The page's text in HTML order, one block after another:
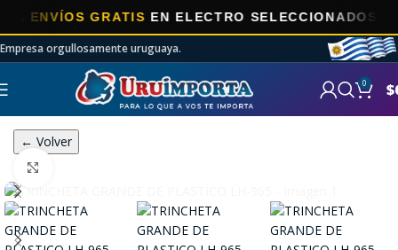
GRATISEN ELECTRO SELECCIONADOS!
Empresa orgullosamente uruguaya.
0 $
← Volver